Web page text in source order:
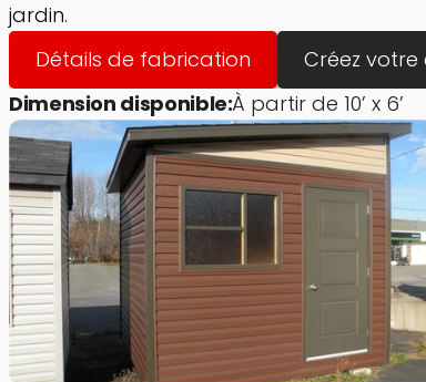
jardin.
Détails de fabrication
Créez
Dimension disponible:À partir de 10’ x 6’